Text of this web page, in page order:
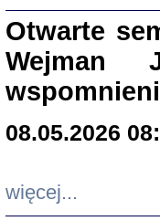
Otwarte
Wejman
08.05.2026
więcej...